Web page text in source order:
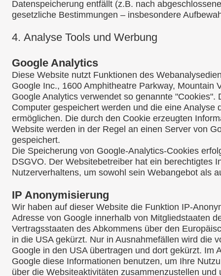
Datenspeicherung entfällt (z.B. nach
gesetzliche Bestimmungen – insbesondere
4. Analyse Tools und Werbung
Google Analytics
Diese Website nutzt Funktionen des
Google Inc., 1600 Amphitheatre Parkway, Mountain
Google Analytics verwendet so genannte "Cookies".
Computer gespeichert werden und die eine Analyse
ermöglichen. Die durch den Cookie erzeugten
Website werden in der Regel an einen Server von
gespeichert.
Die Speicherung von Google-Analytics-Cookies
DSGVO. Der Websitebetreiber hat ein berechtigtes
Nutzerverhaltens, um sowohl sein Webangebot als
IP Anonymisierung
Wir haben auf dieser Website die Funktion IP-
Adresse von Google innerhalb von Mitgliedstaaten
Vertragsstaaten des Abkommens über den
in die USA gekürzt. Nur in Ausnahmefällen wird die
Google in den USA übertragen und dort gekürzt. Im
Google diese Informationen benutzen, um Ihre
über die Websiteaktivitäten zusammenzustellen